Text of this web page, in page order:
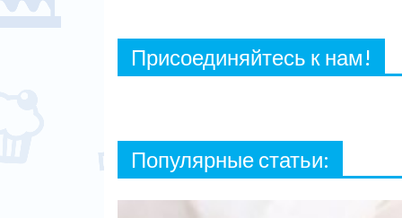
Присоединяйтесь к нам!
Популярные статьи: